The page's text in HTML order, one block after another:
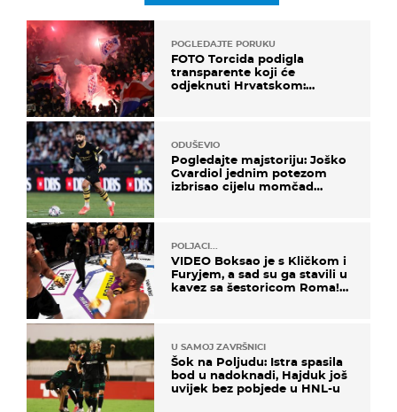
POGLEDAJTE PORUKU
FOTO Torcida podigla
transparente koji će
odjeknuti Hrvatskom:
ODUŠEVIO
Pogledajte majstoriju: Joško
Gvardiol jednim potezom
izbrisao cijelu momčad
POLJACI...
VIDEO Boksao je s Kličkom i
Furyjem, a sad su ga stavili u
kavez sa šestoricom Roma!
U SAMOJ ZAVRŠNICI
Šok na Poljudu: Istra spasila
bod u nadoknadi, Hajduk još
uvijek bez pobjede u HNL-u